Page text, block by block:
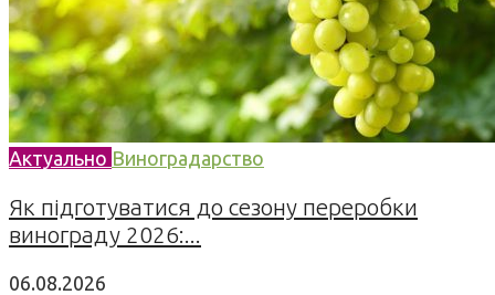
Актуально Виноградарство
Як підготуватися до сезону переробки
винограду 2026:...
06.08.2026